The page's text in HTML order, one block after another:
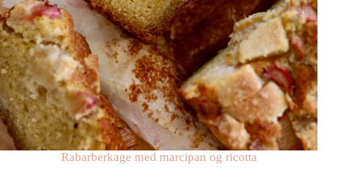
Rabarberkage med marcipan og ricotta